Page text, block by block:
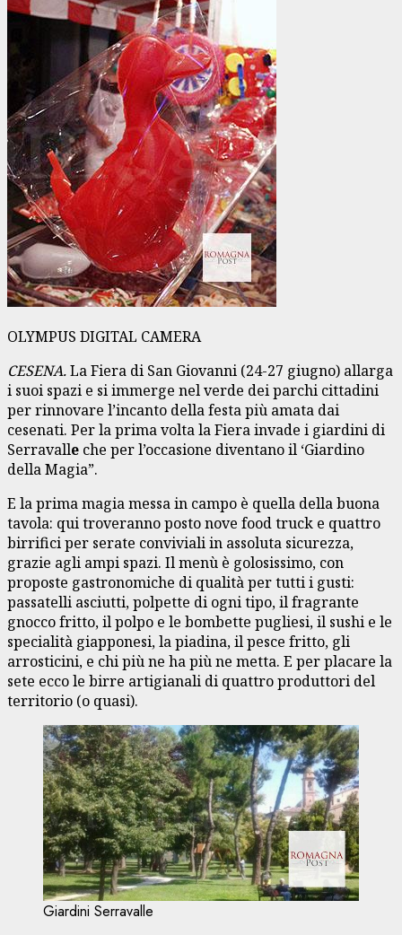
OLYMPUS DIGITAL CAMERA
CESENA.La Fiera di San Giovanni (24-27 giugno) allarga
i suoi spazi e si immerge nel verde dei parchi cittadini
per rinnovare l’incanto della festa più amata dai
cesenati. Per la prima volta la Fiera invade i giardini di
Serravalle che per l’occasione diventano il ‘Giardino
della Magia”.
E la prima magia messa in campo è quella della buona
tavola: qui troveranno posto nove food truck e quattro
birrifici per serate conviviali in assoluta sicurezza,
grazie agli ampi spazi. Il menù è golosissimo, con
proposte gastronomiche di qualità per tutti i gusti:
passatelli asciutti, polpette di ogni tipo, il fragrante
gnocco fritto, il polpo e le bombette pugliesi, il sushi e le
specialità giapponesi, la piadina, il pesce fritto, gli
arrosticini, e chi più ne ha più ne metta. E per placare la
sete ecco le birre artigianali di quattro produttori del
territorio (o quasi).
Giardini Serravalle